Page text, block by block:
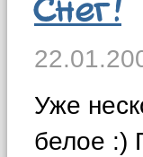
Снег!
Уже
белое :)